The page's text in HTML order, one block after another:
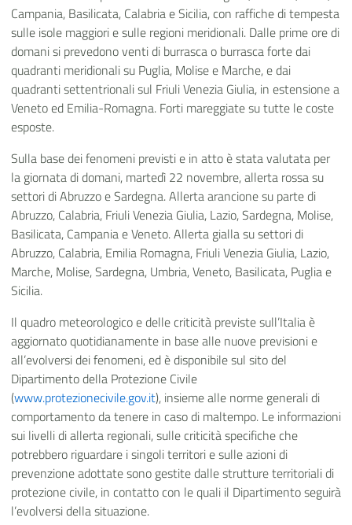
Campania, Basilicata, Calabria e Sicilia, con raffiche di tempesta
sulle isole maggiori e sulle regioni meridionali. Dalle prime ore di
domani si prevedono venti di burrasca o burrasca forte dai
quadranti meridionali su Puglia, Molise e Marche, e dai
quadranti settentrionali sul Friuli Venezia Giulia, in estensione a
Veneto ed Emilia-Romagna. Forti mareggiate su tutte le coste
esposte.
Sulla base dei fenomeni previsti e in atto è stata valutata per
la giornata di domani, martedì 22 novembre, allerta rossa su
settori di Abruzzo e Sardegna. Allerta arancione su parte di
Abruzzo, Calabria, Friuli Venezia Giulia, Lazio, Sardegna, Molise,
Basilicata, Campania e Veneto. Allerta gialla su settori di
Abruzzo, Calabria, Emilia Romagna, Friuli Venezia Giulia, Lazio,
Marche, Molise, Sardegna, Umbria, Veneto, Basilicata, Puglia e
Sicilia.
Il quadro meteorologico e delle criticità previste sull’Italia è
aggiornato quotidianamente in base alle nuove previsioni e
all’evolversi dei fenomeni, ed è disponibile sul sito del
Dipartimento della Protezione Civile
(www.protezionecivile.gov.it), insieme alle norme generali di
comportamento da tenere in caso di maltempo. Le informazioni
sui livelli di allerta regionali, sulle criticità specifiche che
potrebbero riguardare i singoli territori e sulle azioni di
prevenzione adottate sono gestite dalle strutture territoriali di
protezione civile, in contatto con le quali il Dipartimento seguirà
l’evolversi della situazione.